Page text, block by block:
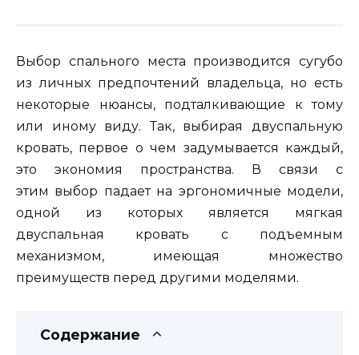
Выбор спального места производится сугубо
из личных предпочтений владельца, но есть
некоторые нюансы, подталкивающие к тому
или иному виду. Так, выбирая двуспальную
кровать, первое о чем задумывается каждый,
это экономия пространства. В связи с
этим выбор падает на эргономичные модели,
одной из которых является мягкая
двуспальная кровать с подъемным
механизмом, имеющая множество
преимуществ перед другими моделями.
Содержание